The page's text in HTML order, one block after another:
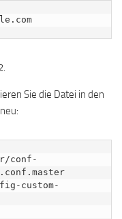
Sie die Datei in den
conf-
custom-